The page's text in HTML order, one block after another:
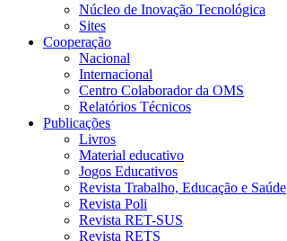
Núcleo de Inovação Tecnológica
Sites
Cooperação
Nacional
Internacional
Centro Colaborador da OMS
Relatórios Técnicos
Publicações
Livros
Material educativo
Jogos Educativos
Revista Trabalho, Educação e Saúde
Revista Poli
Revista RET-SUS
Revista RETS